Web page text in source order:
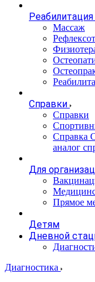
Реабилитация
Массаж
Справки
Справки
Справка
аналог
Для
Прямое
Детям
Дневной
Диагностика